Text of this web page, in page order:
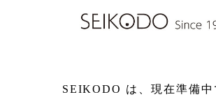
SEIKODO は、現在準備中